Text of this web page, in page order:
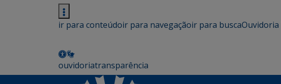
ir para conteúdoir para navegaçãoir para buscaOuvidoria
ouvidoriatransparência